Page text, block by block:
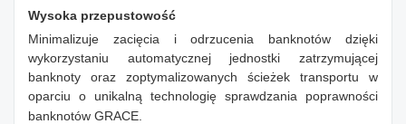
Wysoka przepustowość
Minimalizuje zacięcia i odrzucenia banknotów dzięki
wykorzystaniu automatycznej jednostki zatrzymującej
banknoty oraz zoptymalizowanych ścieżek transportu w
oparciu o unikalną technologię sprawdzania poprawności
banknotów GRACE.